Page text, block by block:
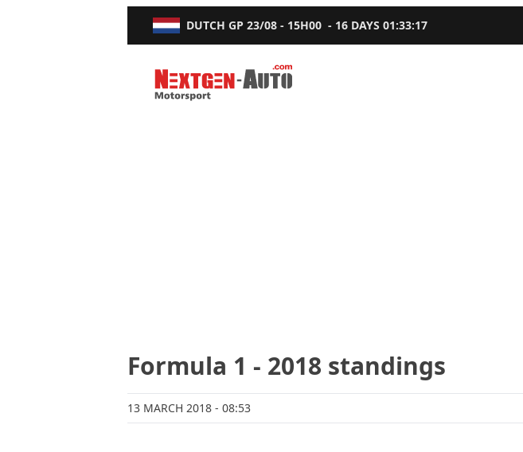
DUTCH GP 23/08 - 15H00 - 16 DAYS01:33:17
Nextgen-Auto.com
Formula 1 - 2018 standings
13 MARCH 2018 - 08:53